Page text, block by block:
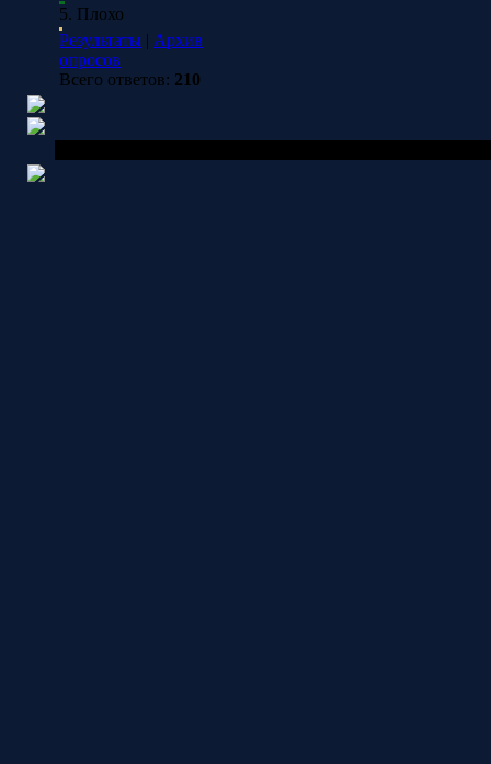
5. Плохо
Результаты | Архив
опросов
Всего ответов: 210